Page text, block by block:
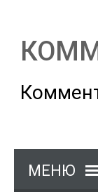
МЕНЮ